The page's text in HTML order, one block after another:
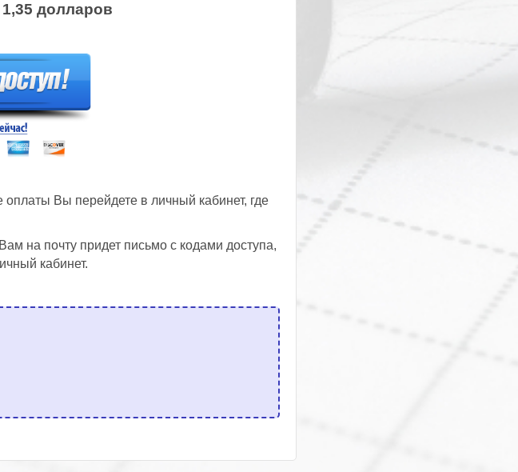
долларов
Вы перейдете в личный кабинет, где
на почту придет письмо с кодами доступа,
кабинет.